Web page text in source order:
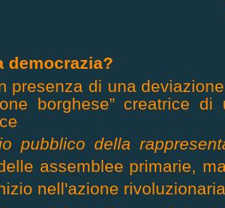
democrazia?
presenza di una
borghese” creatrice
pubblico della
assemblee primarie,
nell'azione